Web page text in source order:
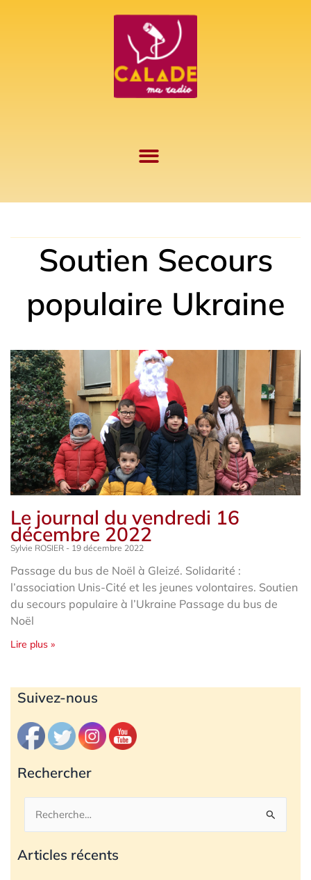
Soutien Secours
populaire Ukraine
Le journal du vendredi 16
décembre 2022
Sylvie ROSIER 19 décembre 2022
Passage du bus de Noël à Gleizé. Solidarité :
l’association Unis-Cité et les jeunes volontaires. Soutien
du secours populaire à l’Ukraine Passage du bus de
Noël
Lire plus »
Suivez-nous
Rechercher
Rechercher :
Articles récents
Archives